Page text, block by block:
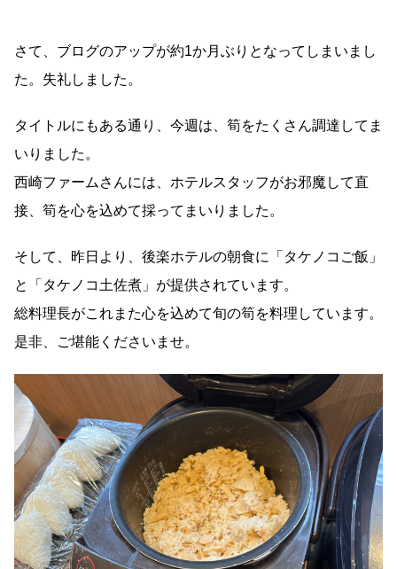
さて、ブログのアップが約1か月ぶりとなってしまいまし
た。失礼しました。
タイトルにもある通り、今週は、筍をたくさん調達してま
いりました。
西崎ファームさんには、ホテルスタッフがお邪魔して直
接、筍を心を込めて採ってまいりました。
そして、昨日より、後楽ホテルの朝食に「タケノコご飯」
と「タケノコ土佐煮」が提供されています。
総料理長がこれまた心を込めて旬の筍を料理しています。
是非、ご堪能くださいませ。